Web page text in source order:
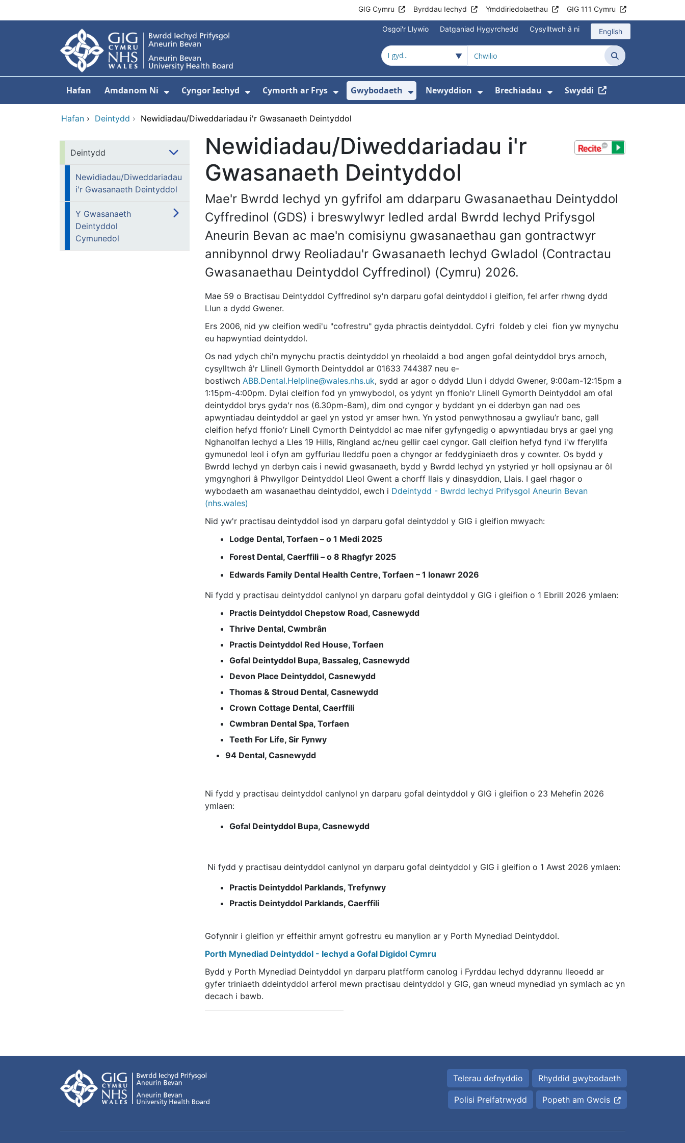
GIG Cymru Byrddau Iechyd Ymddiriedolaethau GIG 111 Cymru
Osgoi'r Llywio Datganiad Hygyrchedd Cysylltwch â ni English
Chwilio
Hafan Amdanom Ni
Dangos isddewislen ar gyfer Amdanom Ni
Cyngor Iechyd
Dangos isddewislen ar gyfer Cyngor Iechyd
Cymorth ar Frys
Dangos isddewislen ar gyfer Cymorth ar Frys
Gwybodaeth
Dangos isddewislen ar gyfer Gwybodaeth
Newyddion
Dangos isddewislen ar gyfer
Brechiadau
Dangos isddewislen ar
Swyddi
Hafan › Deintydd › Newidiadau/Diweddariadau i'r Gwasanaeth Deintyddol
Deintydd
Newidiadau/Diweddariadau
i'r Gwasanaeth Deintyddol
Y Gwasanaeth
Deintyddol
Cymunedol
Newidiadau/Diweddariadau i'r
Gwasanaeth Deintyddol
Mae'r Bwrdd Iechyd yn gyfrifol am ddarparu Gwasanaethau Deintyddol
Cyffredinol (GDS) i breswylwyr ledled ardal Bwrdd Iechyd Prifysgol
Aneurin Bevan ac mae'n comisiynu gwasanaethau gan gontractwyr
annibynnol drwy Reoliadau'r Gwasanaeth Iechyd Gwladol (Contractau
Gwasanaethau Deintyddol Cyffredinol) (Cymru) 2026.
Mae 59 o Bractisau Deintyddol Cyffredinol sy'n darparu gofal deintyddol i gleifion, fel arfer rhwng dydd
Llun a dydd Gwener.
Ers 2006, nid yw cleifion wedi'u "cofrestru" gyda phractis deintyddol. Cyfri foldeb y clei fion yw mynychu
eu hapwyntiad deintyddol.
Os nad ydych chi'n mynychu practis deintyddol yn rheolaidd a bod angen gofal deintyddol brys arnoch,
cysylltwch â'r Llinell Gymorth Deintyddol ar 01633 744387 neu e-
bostiwch ABB.Dental.Helpline@wales.nhs.uk, sydd ar agor o ddydd Llun i ddydd Gwener, 9:00am-12:15pm a
1:15pm-4:00pm. Dylai cleifion fod yn ymwybodol, os ydynt yn ffonio'r Llinell Gymorth Deintyddol am ofal
deintyddol brys gyda'r nos (6.30pm-8am), dim ond cyngor y byddant yn ei dderbyn gan nad oes
apwyntiadau deintyddol ar gael yn ystod yr amser hwn. Yn ystod penwythnosau a gwyliau’r banc, gall
cleifion hefyd ffonio’r Linell Cymorth Deintyddol ac mae nifer gyfyngedig o apwyntiadau brys ar gael yng
Nghanolfan Iechyd a Lles 19 Hills, Ringland ac/neu gellir cael cyngor. Gall cleifion hefyd fynd i'w fferyllfa
gymunedol leol i ofyn am gyffuriau lleddfu poen a chyngor ar feddyginiaeth dros y cownter. Os bydd y
Bwrdd Iechyd yn derbyn cais i newid gwasanaeth, bydd y Bwrdd Iechyd yn ystyried yr holl opsiynau ar ôl
ymgynghori â Phwyllgor Deintyddol Lleol Gwent a chorff llais y dinasyddion, Llais. I gael rhagor o
wybodaeth am wasanaethau deintyddol, ewch i Ddeintydd - Bwrdd Iechyd Prifysgol Aneurin Bevan
(nhs.wales)
Nid yw'r practisau deintyddol isod yn darparu gofal deintyddol y GIG i gleifion mwyach:
Lodge Dental, Torfaen – o 1 Medi 2025
Forest Dental, Caerffili – o 8 Rhagfyr 2025
Edwards Family Dental Health Centre, Torfaen – 1 Ionawr 2026
Ni fydd y practisau deintyddol canlynol yn darparu gofal deintyddol y GIG i gleifion o 1 Ebrill 2026 ymlaen:
Practis Deintyddol Chepstow Road, Casnewydd
Thrive Dental, Cwmbrân
Practis Deintyddol Red House, Torfaen
Gofal Deintyddol Bupa, Bassaleg, Casnewydd
Devon Place Deintyddol, Casnewydd
Thomas & Stroud Dental, Casnewydd
Crown Cottage Dental, Caerffili
Cwmbran Dental Spa, Torfaen
Teeth For Life, Sir Fynwy
94 Dental, Casnewydd
Ni fydd y practisau deintyddol canlynol yn darparu gofal deintyddol y GIG i gleifion o 23 Mehefin 2026
ymlaen:
Gofal Deintyddol Bupa, Casnewydd
Ni fydd y practisau deintyddol canlynol yn darparu gofal deintyddol y GIG i gleifion o 1 Awst 2026 ymlaen:
Practis Deintyddol Parklands, Trefynwy
Practis Deintyddol Parklands, Caerffili
Gofynnir i gleifion yr effeithir arnynt gofrestru eu manylion ar y Porth Mynediad Deintyddol.
Porth Mynediad Deintyddol - Iechyd a Gofal Digidol Cymru
Bydd y Porth Mynediad Deintyddol yn darparu platfform canolog i Fyrddau Iechyd ddyrannu lleoedd ar
gyfer triniaeth ddeintyddol arferol mewn practisau deintyddol y GIG, gan wneud mynediad yn symlach ac yn
decach i bawb.
Telerau defnyddio Rhyddid gwybodaeth
Polisi Preifatrwydd Popeth am Gwcis